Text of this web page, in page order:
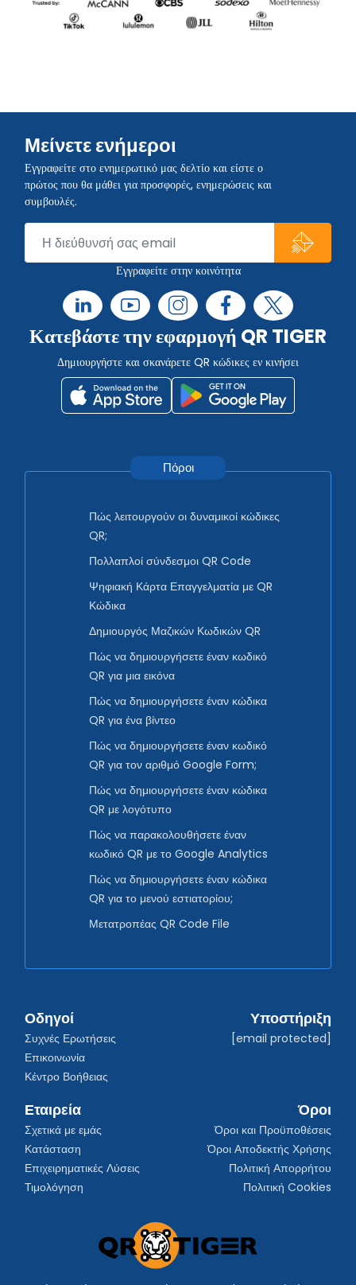
Μείνετε ενήμεροι
Εγγραφείτε στο ενημερωτικό μας δελτίο και είστε ο
πρώτος που θα μάθει για προσφορές, ενημερώσεις και
συμβουλές.
Εγγραφείτε στην κοινότητα
Κατεβάστε την εφαρμογή QR TIGER
Δημιουργήστε και σκανάρετε QR κώδικες εν κινήσει
Πόροι
Πώς λειτουργούν οι δυναμικοί κώδικες
QR;
Πολλαπλοί σύνδεσμοι QR Code
Ψηφιακή Κάρτα Επαγγελματία με QR
Κώδικα
Δημιουργός Μαζικών Κωδικών QR
Πώς να δημιουργήσετε έναν κωδικό
QR για μια εικόνα
Πώς να δημιουργήσετε έναν κώδικα
QR για ένα βίντεο
Πώς να δημιουργήσετε έναν κωδικό
QR για τον αριθμό Google Form;
Πώς να δημιουργήσετε έναν κώδικα
QR με λογότυπο
Πώς να παρακολουθήσετε έναν
κωδικό QR με το Google Analytics
Πώς να δημιουργήσετε έναν κώδικα
QR για το μενού εστιατορίου;
Μετατροπέας QR Code File
Οδηγοί
Συχνές Ερωτήσεις
Επικοινωνία
Κέντρο Βοήθειας
Υποστήριξη
[email protected]
Εταιρεία
Σχετικά με εμάς
Κατάσταση
Επιχειρηματικές Λύσεις
Τιμολόγηση
Όροι
Όροι και Προϋποθέσεις
Όροι Αποδεκτής Χρήσης
Πολιτική Απορρήτου
Πολιτική Cookies